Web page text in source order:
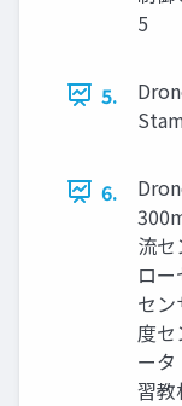
5
5.
6.
流
ロ
セ
度セ
ータ
習教